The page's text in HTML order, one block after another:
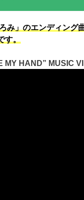
み」のエンディン
。
MY HAND” MUSIC